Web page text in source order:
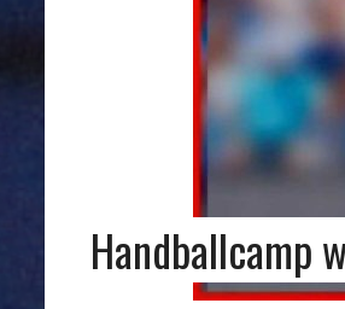
Handballcamp